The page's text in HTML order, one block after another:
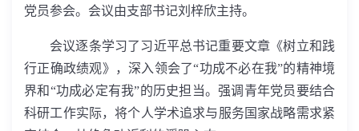
党员参会。会议由支部书记刘梓欣主持。
会议逐条学习了习近平总书记重要文章《树立和践
行正确政绩观》，深入领会了“功成不必在我”的精神境
界和“功成必定有我”的历史担当。强调青年党员要结合
科研工作实际，将个人学术追求与服务国家战略需求紧